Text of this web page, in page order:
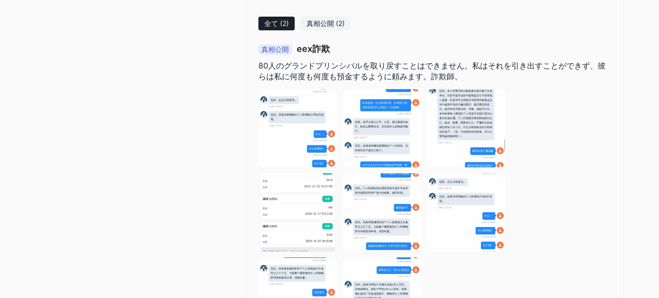
全て (2) 真相公開 (2)
真相公開 eex詐欺
80人のグランドプリンシパルを取り戻すことはできません。私はそれを引き出すことができず、彼
らは私に何度も何度も預金するように頼みます。詐欺師。